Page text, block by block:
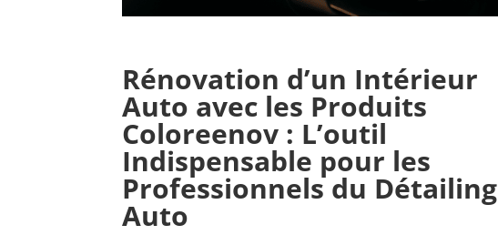
Rénovation d’un Intérieur
Auto avec les Produits
Coloreenov : L’outil
Indispensable pour les
Professionnels du Détailing
Auto